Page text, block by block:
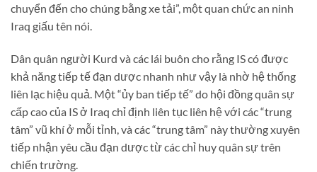
chuyển đến cho chúng bằng xe tải”, một quan chức an ninh
Iraq giấu tên nói.
Dân quân người Kurd và các lái buôn cho rằng IS có được
khả năng tiếp tế đạn dược nhanh như vậy là nhờ hệ thống
liên lạc hiệu quả. Một “ủy ban tiếp tế” do hội đồng quân sự
cấp cao của IS ở Iraq chỉ định liên tục liên hệ với các “trung
tâm” vũ khí ở mỗi tỉnh, và các “trung tâm” này thường xuyên
tiếp nhận yêu cầu đạn dược từ các chỉ huy quân sự trên
chiến trường.